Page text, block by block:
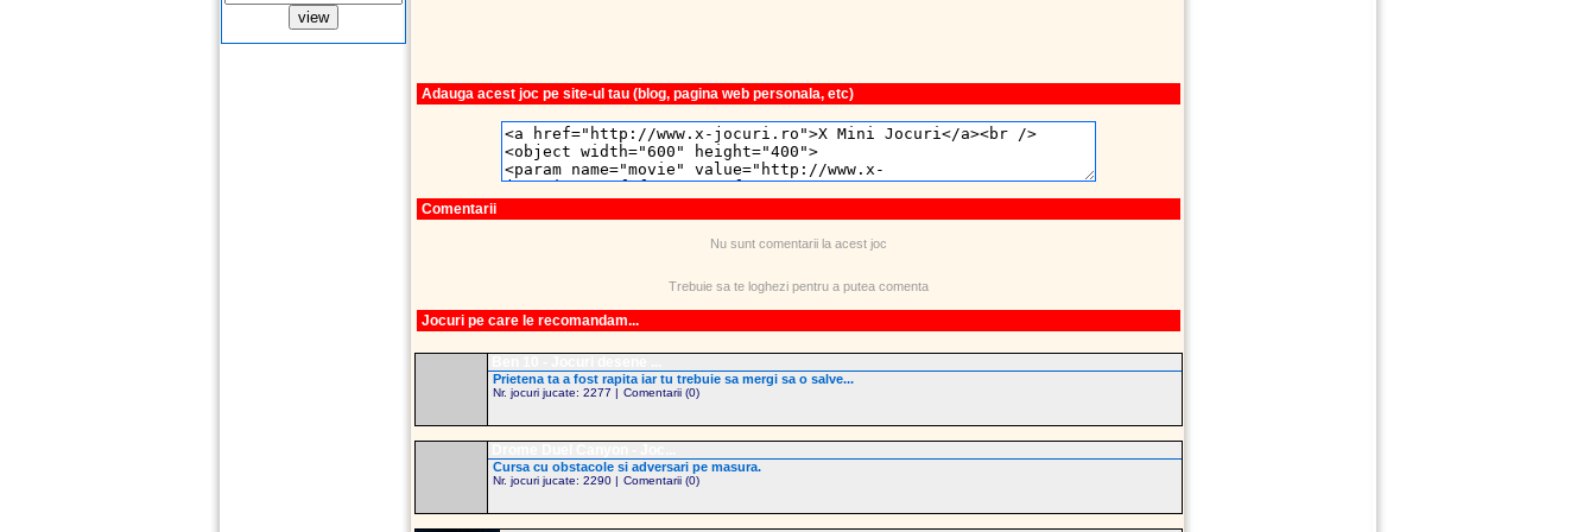
Adauga acest joc pe site-ul tau (blog, pagina web personala, etc)
Comentarii
Nu sunt comentarii la acest joc
Trebuie sa te loghezi pentru a putea comenta
Jocuri pe care le recomandam...
Prietena ta a fost rapita iar tu trebuie sa mergi sa o salve...
Nr. jocuri jucate: 2277 | Comentarii (0)
Cursa cu obstacole si adversari pe masura.
Nr. jocuri jucate: 2290 | Comentarii (0)